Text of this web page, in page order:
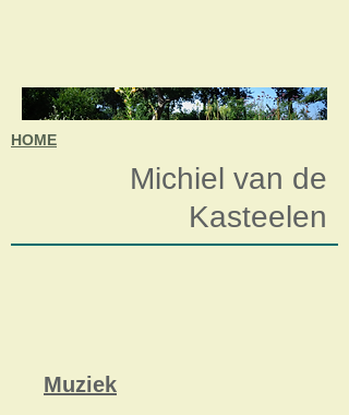
HOME
Michiel van de
Kasteelen
Muziek